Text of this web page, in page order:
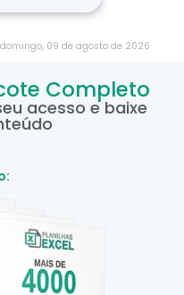
domingo, 09 de agosto de 2026
Completo
acesso e baixe